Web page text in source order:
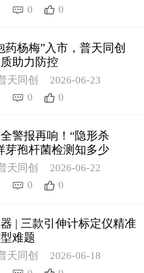
0 0
药杨梅”入市，普天同创
助力防控
天同创
2026-06-23
0 0
警报再响！“隐形杀
芽孢杆菌检测知多少
天同创
2026-06-22
0 0
| 三款引伸计标定仪精准
难题
天同创
2026-06-18